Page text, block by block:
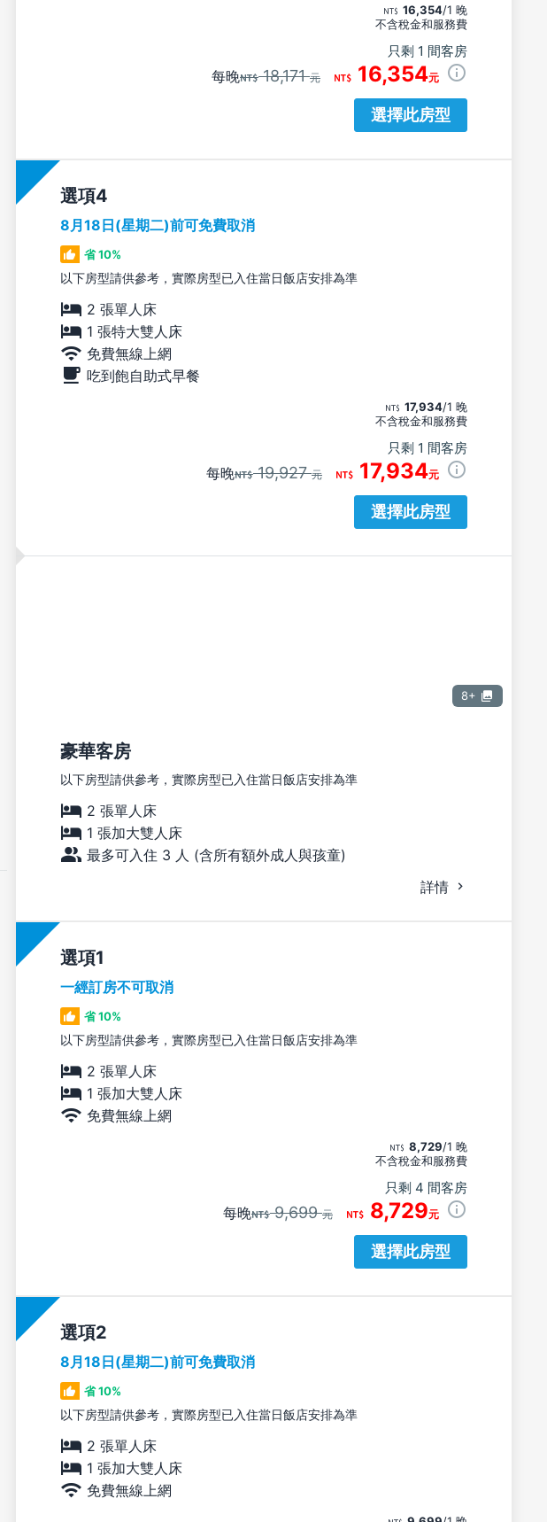
16,354/1 晚
不含稅金和服務費
只剩 1 間客房
每晚 18,171元 16,354元
選擇此房型
選項
8月18日(星期二)前可免費取消
省 10%
以下房型請供參考，實際房型已入住當日飯店安排為準
2 張單人床
1 張特大雙人床
免費無線上網
吃到飽自助式早餐
17,934/1 晚
不含稅金和服務費
只剩 1 間客房
每晚 19,927元 17,934元
選擇此房型
8+
豪華客房
以下房型請供參考，實際房型已入住當日飯店安排為準
2 張單人床
1 張加大雙人床
最多可入住 3 人 (含所有額外成人與孩童)
詳情
選項
一經訂房不可取消
省 10%
以下房型請供參考，實際房型已入住當日飯店安排為準
2 張單人床
1 張加大雙人床
免費無線上網
8,729/1 晚
不含稅金和服務費
只剩 4 間客房
每晚 9,699元 8,729元
選擇此房型
選項
8月18日(星期二)前可免費取消
省 10%
以下房型請供參考，實際房型已入住當日飯店安排為準
2 張單人床
1 張加大雙人床
免費無線上網